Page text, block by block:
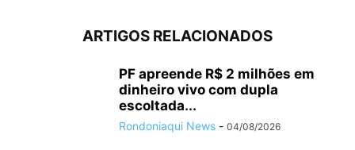
ARTIGOS RELACIONADOS
PF apreende R$ 2 milhões em
dinheiro vivo com dupla
escoltada...
Rondoniaqui News - 04/08/2026